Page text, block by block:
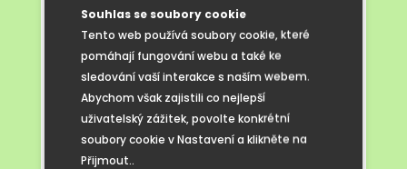
Souhlas se soubory cookie
Tento web používá soubory cookie, které
pomáhají fungování webu a také ke
sledování vaší interakce s naším webem.
Abychom však zajistili co nejlepší
uživatelský zážitek, povolte konkrétní
soubory cookie v Nastavení a klikněte na
Přijmout..
vesnici nikdo nečistil komíny, a tak se zde
usadil zlý Čoudimil.
Nakonec si Josífek uvědomil, co je v životě
opravdu důležité, vrátil se domů, porazil
Čoudimila a vše dobře dopadlo. Pohádka
přinesla nejen zábavu a napětí, ale také
dětem ukázala důležitost domova a lásky.